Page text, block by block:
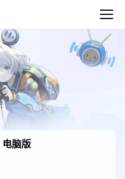
电脑版